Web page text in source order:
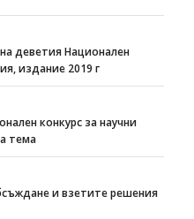
деветия Национален
издание 2019 г
конкурс за научни
тема
и взетите решения